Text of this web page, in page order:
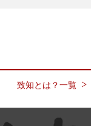
致知とは？一覧